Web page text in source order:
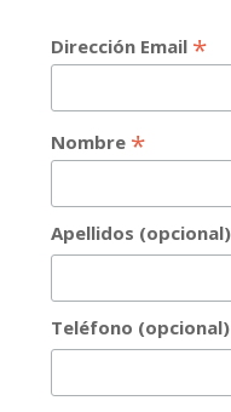
Dirección Email *
Nombre *
Apellidos (opcional)
Teléfono (opcional)